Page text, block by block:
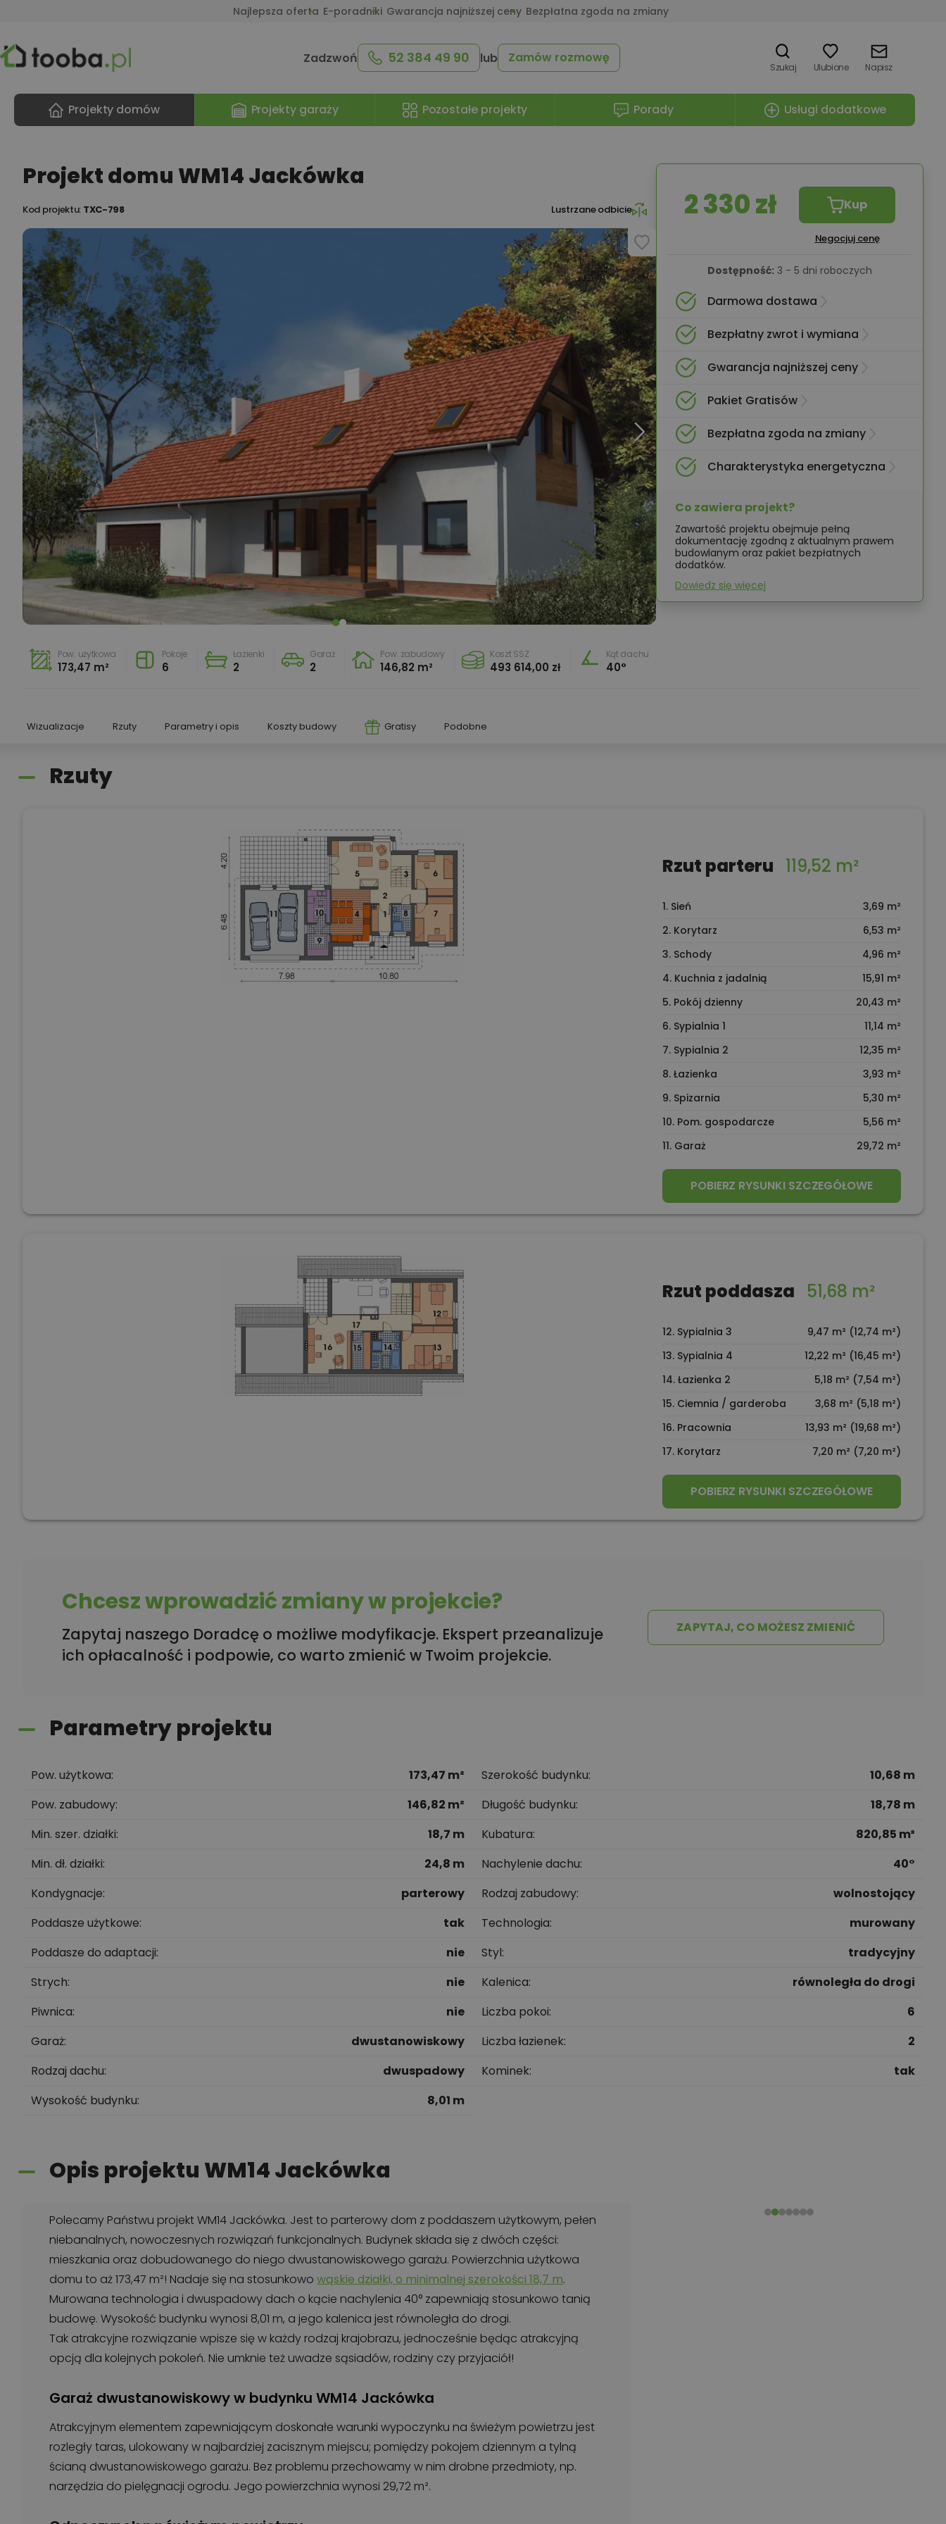
Najlepsza oferta E-poradniki Gwarancja najniższej ceny Bezpłatna zgoda na zmiany
Zadzwoń 52 384 49 90 lub Zamów rozmowę
Szukaj Ulubione Napisz
Projekty domów Projekty garaży Pozostałe projekty Porady Usługi dodatkowe
Projekt domu WM14 Jackówka
Kod projektu: TXC-798 Lustrzane odbicie
Pow. użytkowa
173,47 m²
Pokoje
6
Łazienki
2
Garaż
2
Pow. zabudowy
146,82 m²
Koszt SSZ
493 614,00 zł
Kąt dachu
40°
2 330 zł Kup
Negocjuj cenę
Dostępność: 3 - 5 dni roboczych
Darmowa dostawa
Bezpłatny zwrot i wymiana
Gwarancja najniższej ceny
Pakiet Gratisów
Bezpłatna zgoda na zmiany
Charakterystyka energetyczna
Co zawiera projekt?
Zawartość projektu obejmuje pełną
dokumentację zgodną z aktualnym prawem
budowlanym oraz pakiet bezpłatnych
dodatków.
Dowiedz się więcej
Wizualizacje Rzuty Parametry i opis Koszty budowy Gratisy Podobne
Rzuty
Rzut parteru 119,52 m²
1. Sień
3,69 m²
2. Korytarz
6,53 m²
3. Schody
4,96 m²
4. Kuchnia z jadalnią
15,91 m²
5. Pokój dzienny
20,43 m²
6. Sypialnia 1
11,14 m²
7. Sypialnia 2
12,35 m²
8. Łazienka
3,93 m²
9. Spizarnia
5,30 m²
10. Pom. gospodarcze
5,56 m²
11. Garaż
29,72 m²
POBIERZ RYSUNKI SZCZEGÓŁOWE
Rzut poddasza 51,68 m²
12. Sypialnia 3
9,47 m² (12,74 m²)
13. Sypialnia 4
12,22 m² (16,45 m²)
14. Łazienka 2
5,18 m² (7,54 m²)
15. Ciemnia / garderoba
3,68 m² (5,18 m²)
16. Pracownia
13,93 m² (19,68 m²)
17. Korytarz
7,20 m² (7,20 m²)
POBIERZ RYSUNKI SZCZEGÓŁOWE
Chcesz wprowadzić zmiany w projekcie?
Zapytaj naszego Doradcę o możliwe modyfikacje. Ekspert przeanalizuje
ich opłacalność i podpowie, co warto zmienić w Twoim projekcie.
ZAPYTAJ, CO MOŻESZ ZMIENIĆ
Parametry projektu
Pow. użytkowa
173,47 m²
Pow. zabudowy
146,82 m²
Min. szer. działki
18,7 m
Min. dł. działki
24,8 m
Kondygnacje
parterowy
Poddasze użytkowe
tak
Poddasze do adaptacji
nie
Strych
nie
Piwnica
nie
Garaż
dwustanowiskowy
Rodzaj dachu
dwuspadowy
Wysokość budynku
8,01 m
Szerokość budynku
10,68 m
Długość budynku
18,78 m
Kubatura
820,85 m³
Nachylenie dachu
40°
Rodzaj zabudowy
wolnostojący
Technologia
murowany
Styl
tradycyjny
Kalenica
równoległa do drogi
Liczba pokoi
6
Liczba łazienek
2
Kominek
tak
Opis projektu WM14 Jackówka
Polecamy Państwu projekt WM14 Jackówka. Jest to parterowy dom z poddaszem użytkowym, pełen
niebanalnych, nowoczesnych rozwiązań funkcjonalnych. Budynek składa się z dwóch części:
mieszkania oraz dobudowanego do niego dwustanowiskowego garażu. Powierzchnia użytkowa
domu to aż 173,47 m²! Nadaje się na stosunkowo wąskie działki, o minimalnej szerokości 18,7 m.
Murowana technologia i dwuspadowy dach o kącie nachylenia 40° zapewniają stosunkowo tanią
budowę. Wysokość budynku wynosi 8,01 m, a jego kalenica jest równoległa do drogi.
Tak atrakcyjne rozwiązanie wpisze się w każdy rodzaj krajobrazu, jednocześnie będąc atrakcyjną
opcją dla kolejnych pokoleń. Nie umknie też uwadze sąsiadów, rodziny czy przyjaciół!
Garaż dwustanowiskowy w budynku WM14 Jackówka
Atrakcyjnym elementem zapewniającym doskonałe warunki wypoczynku na świeżym powietrzu jest
rozległy taras, ulokowany w najbardziej zacisznym miejscu; pomiędzy pokojem dziennym a tylną
ścianą dwustanowiskowego garażu. Bez problemu przechowamy w nim drobne przedmioty, np.
narzędzia do pielęgnacji ogrodu. Jego powierzchnia wynosi 29,72 m².